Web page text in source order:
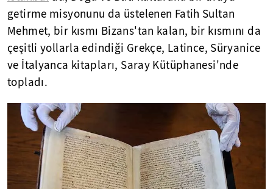
getirme misyonunu da üstelenen Fatih Sultan
Mehmet, bir kısmı Bizans'tan kalan, bir kısmını da
çeşitli yollarla edindiği Grekçe, Latince, Süryanice
ve İtalyanca kitapları, Saray Kütüphanesi'nde
topladı.